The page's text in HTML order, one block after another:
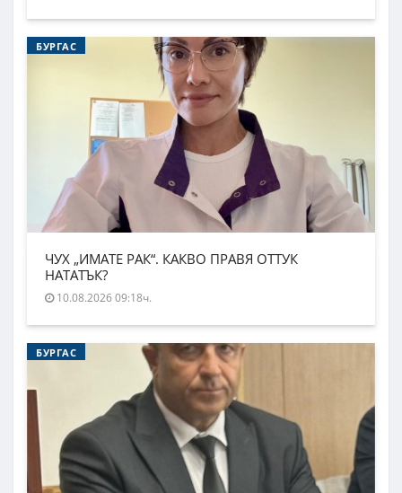
БУРГАС
ЧУХ „ИМАТЕ РАК“. КАКВО ПРАВЯ ОТТУК
НАТАТЪК?
10.08.2026 09:18ч.
БУРГАС